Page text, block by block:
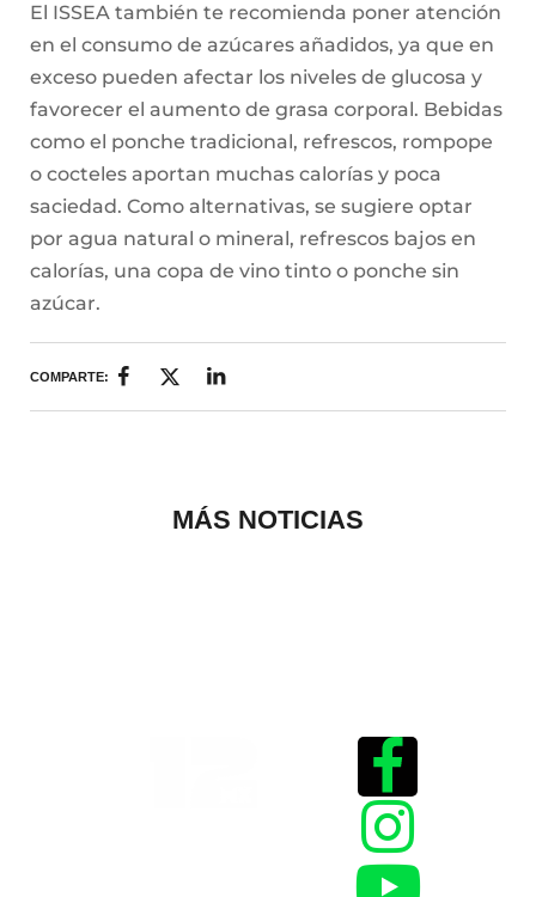
El ISSEA también te recomienda poner atención
en el consumo de azúcares añadidos, ya que en
exceso pueden afectar los niveles de glucosa y
favorecer el aumento de grasa corporal. Bebidas
como el ponche tradicional, refrescos, rompope
o cocteles aportan muchas calorías y poca
saciedad. Como alternativas, se sugiere optar
por agua natural o mineral, refrescos bajos en
calorías, una copa de vino tinto o ponche sin
azúcar.
COMPARTE:
MÁS NOTICIAS